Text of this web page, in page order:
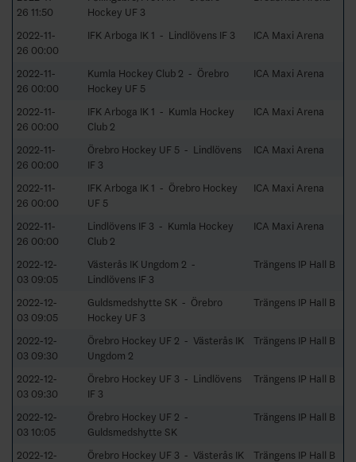
26 11:50
Hockey UF 3
2022-11-
26 00:00
IFK Arboga IK 1 - Lindlövens IF 3 ICA Maxi Arena
2022-11-
26 00:00
Kumla Hockey Club 2 - Örebro
Hockey UF 5
ICA Maxi Arena
2022-11-
26 00:00
IFK Arboga IK 1 - Kumla Hockey
Club 2
ICA Maxi Arena
2022-11-
26 00:00
Örebro Hockey UF 5 - Lindlövens
IF 3
ICA Maxi Arena
2022-11-
26 00:00
IFK Arboga IK 1 - Örebro Hockey
UF 5
ICA Maxi Arena
2022-11-
26 00:00
Lindlövens IF 3 - Kumla Hockey
Club 2
ICA Maxi Arena
2022-12-
03 09:05
Västerås IK Ungdom 2 -
Lindlövens IF 3
Trängens IP Hall B
2022-12-
03 09:05
Guldsmedshytte SK - Örebro
Hockey UF 3
Trängens IP Hall B
2022-12-
03 09:30
Örebro Hockey UF 2 - Västerås IK
Ungdom 2
Trängens IP Hall B
2022-12-
03 09:30
Örebro Hockey UF 3 - Lindlövens
IF 3
Trängens IP Hall B
2022-12-
03 10:05
Örebro Hockey UF 2 -
Guldsmedshytte SK
Trängens IP Hall B
2022-12-
Örebro Hockey UF 3 - Västerås IK
Trängens IP Hall B